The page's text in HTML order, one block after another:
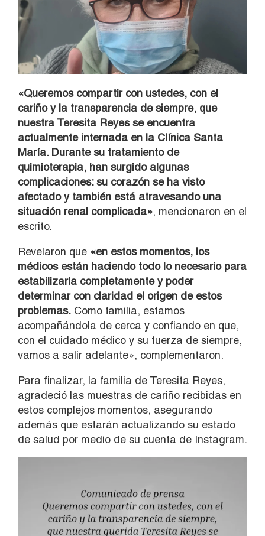
«Queremos compartir con ustedes, con el
cariño y la transparencia de siempre, que
nuestra Teresita Reyes se encuentra
actualmente internada en la Clínica Santa
María. Durante su tratamiento de
quimioterapia, han surgido algunas
complicaciones: su corazón se ha visto
afectado y también está atravesando una
situación renal complicada», mencionaron en el
escrito.
Revelaron que «en estos momentos, los
médicos están haciendo todo lo necesario para
estabilizarla completamente y poder
determinar con claridad el origen de estos
problemas. Como familia, estamos
acompañándola de cerca y confiando en que,
con el cuidado médico y su fuerza de siempre,
vamos a salir adelante», complementaron.
Para finalizar, la familia de Teresita Reyes,
agradeció las muestras de cariño recibidas en
estos complejos momentos, asegurando
además que estarán actualizando su estado
de salud por medio de su cuenta de Instagram.